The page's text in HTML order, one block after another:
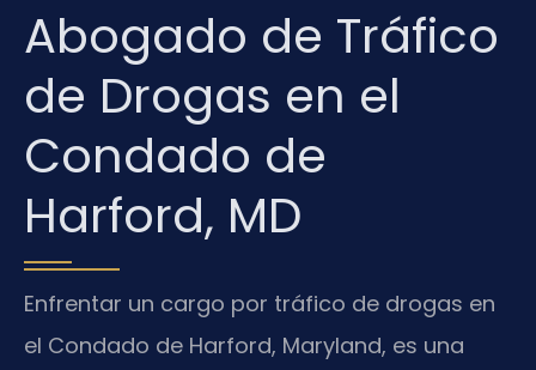
Abogado de Tráfico
de Drogas en el
Condado de
Harford, MD
Enfrentar un cargo por tráfico de drogas en
el Condado de Harford, Maryland, es una